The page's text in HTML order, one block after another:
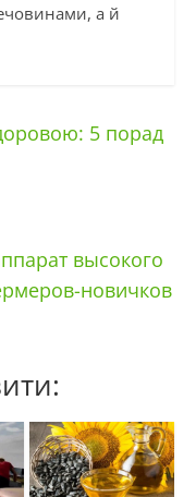
а й
5 порад
высокого
новичков